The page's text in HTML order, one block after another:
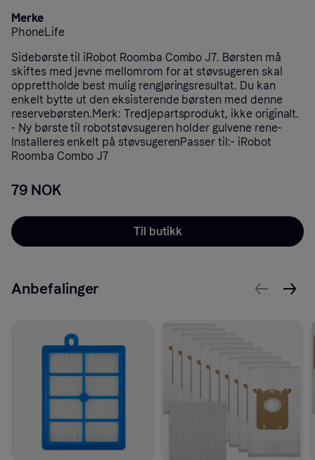
Merke
PhoneLife
Sidebørste til iRobot Roomba Combo J7. Børsten må
skiftes med jevne mellomrom for at støvsugeren skal
opprettholde best mulig rengjøringsresultat. Du kan
enkelt bytte ut den eksisterende børsten med denne
reservebørsten.Merk: Tredjepartsprodukt, ikke originalt.
- Ny børste til robotstøvsugeren holder gulvene rene-
Installeres enkelt på støvsugerenPasser til:- iRobot
Roomba Combo J7
79 NOK
Til butikk
Anbefalinger